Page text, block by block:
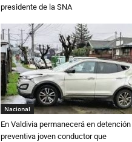
presidente de la SNA
Nacional
En Valdivia permanecerá en detención
preventiva joven conductor que